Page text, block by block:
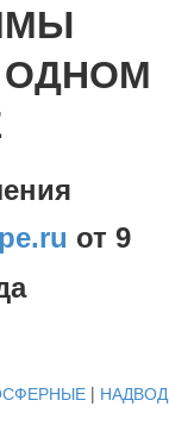
ОДНОМ
от 9
|